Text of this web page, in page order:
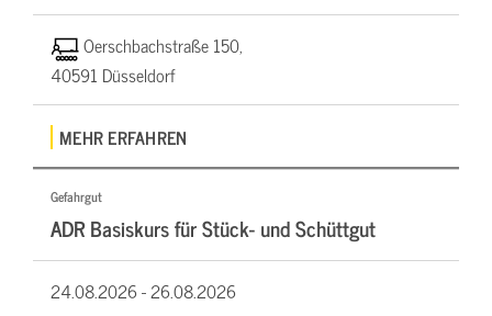
Oerschbachstraße 150,
40591 Düsseldorf
MEHR ERFAHREN
Gefahrgut
ADR Basiskurs für Stück- und Schüttgut
24.08.2026 -26.08.2026